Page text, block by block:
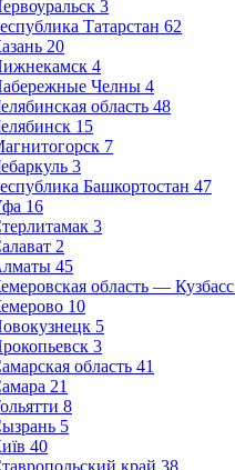
3
Татарстан 62
20
4
Челны 4
область 48
15
7
3
Башкортостан 47
16
3
2
45
область — Кузбасс
10
5
3
область 41
21
8
5
40
край 38